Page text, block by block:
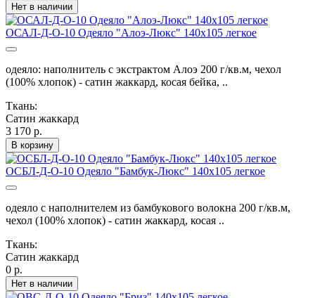
Нет в наличии
ОСАЛ-Д-О-10 Одеяло "Алоэ-Люкс" 140х105 легкое
одеяло: наполнитель с экстрактом Алоэ 200 г/кв.м, чехол
(100% хлопок) - сатин жаккард, косая бейка, ..
Ткань:
Сатин жаккард
3 170 р.
В корзину
ОСБЛ-Д-О-10 Одеяло "Бамбук-Люкс" 140х105 легкое
одеяло с наполнителем из бамбукового волокна 200 г/кв.м,
чехол (100% хлопок) - сатин жаккард, косая ..
Ткань:
Сатин жаккард
0 р.
Нет в наличии